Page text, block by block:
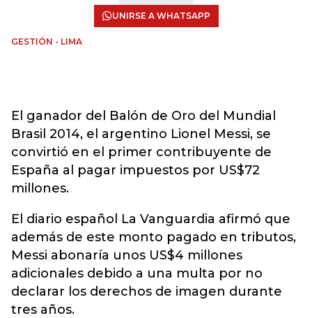
UNIRSE A WHATSAPP
GESTIÓN - LIMA
El ganador del Balón de Oro del Mundial
Brasil 2014, el argentino Lionel Messi, se
convirtió en el primer contribuyente de
España al pagar impuestos por US$72
millones.
El diario español La Vanguardia afirmó que
además de este monto pagado en tributos,
Messi abonaría unos US$4 millones
adicionales debido a una multa por no
declarar los derechos de imagen durante
tres años.